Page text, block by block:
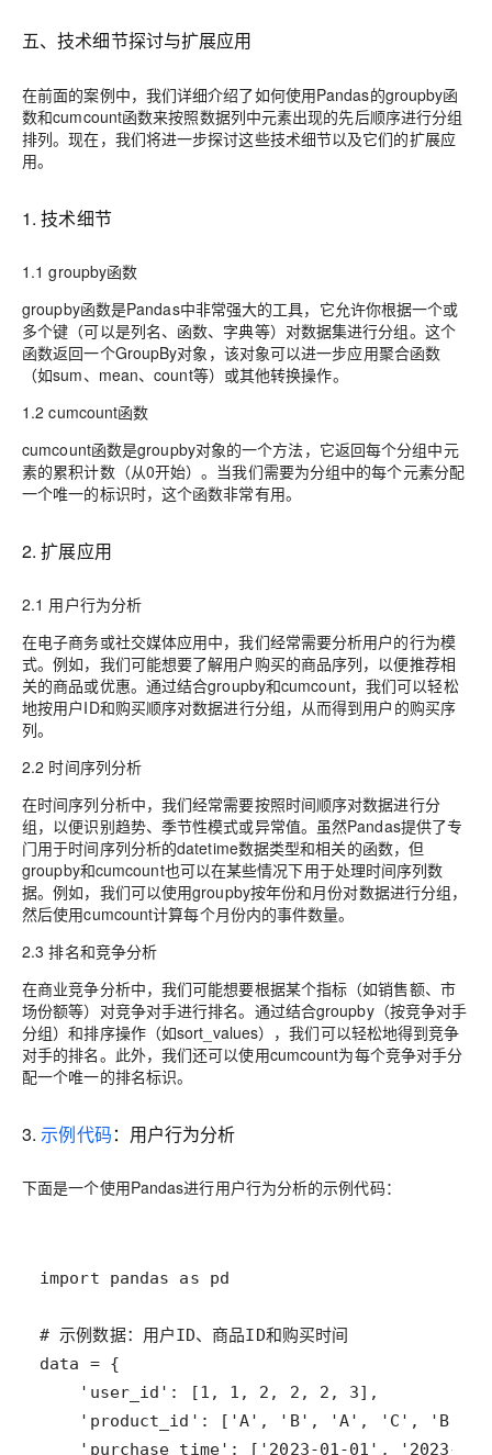
五、技术细节探讨与扩展应用
在前面的案例中，我们详细介绍了如何使用Pandas的groupby函
数和cumcount函数来按照数据列中元素出现的先后顺序进行分组
排列。现在，我们将进一步探讨这些技术细节以及它们的扩展应
用。
1. 技术细节
1.1 groupby函数
groupby函数是Pandas中非常强大的工具，它允许你根据一个或
多个键（可以是列名、函数、字典等）对数据集进行分组。这个
函数返回一个GroupBy对象，该对象可以进一步应用聚合函数
（如sum、mean、count等）或其他转换操作。
1.2 cumcount函数
cumcount函数是groupby对象的一个方法，它返回每个分组中元
素的累积计数（从0开始）。当我们需要为分组中的每个元素分配
一个唯一的标识时，这个函数非常有用。
2. 扩展应用
2.1 用户行为分析
在电子商务或社交媒体应用中，我们经常需要分析用户的行为模
式。例如，我们可能想要了解用户购买的商品序列，以便推荐相
关的商品或优惠。通过结合groupby和cumcount，我们可以轻松
地按用户ID和购买顺序对数据进行分组，从而得到用户的购买序
列。
2.2 时间序列分析
在时间序列分析中，我们经常需要按照时间顺序对数据进行分
组，以便识别趋势、季节性模式或异常值。虽然Pandas提供了专
门用于时间序列分析的datetime数据类型和相关的函数，但
groupby和cumcount也可以在某些情况下用于处理时间序列数
据。例如，我们可以使用groupby按年份和月份对数据进行分组，
然后使用cumcount计算每个月份内的事件数量。
2.3 排名和竞争分析
在商业竞争分析中，我们可能想要根据某个指标（如销售额、市
场份额等）对竞争对手进行排名。通过结合groupby（按竞争对手
分组）和排序操作（如sort_values），我们可以轻松地得到竞争
对手的排名。此外，我们还可以使用cumcount为每个竞争对手分
配一个唯一的排名标识。
3.示例代码：用户行为分析
下面是一个使用Pandas进行用户行为分析的示例代码：